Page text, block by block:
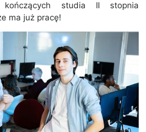
studia II stopnia
ma już pracę!